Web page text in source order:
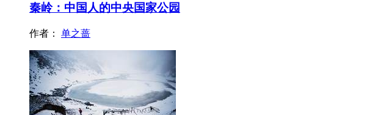
秦岭：中国人的中央国家公园
作者： 单之蔷